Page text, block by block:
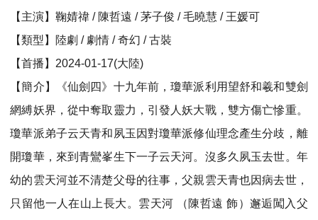
【主演】鞠婧禕 / 陳哲遠 / 茅子俊 / 毛曉慧 / 王媛可
【類型】陸劇 / 劇情 / 奇幻 / 古裝
【首播】2024-01-17(大陸)
【簡介】《仙劍四》十九年前，瓊華派利用望舒和羲和雙劍
網縛妖界，從中奪取靈力，引發人妖大戰，雙方傷亡慘重。
瓊華派弟子云天青和夙玉因對瓊華派修仙理念產生分歧，離
開瓊華，來到青鸞峯生下一子云天河。沒多久夙玉去世。年
幼的雲天河並不清楚父母的往事，父親雲天青也因病去世，
只留他一人在山上長大。雲天河 （陳哲遠 飾）邂逅闖入父